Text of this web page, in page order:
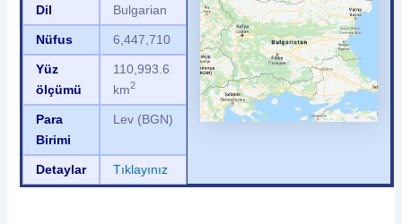
Dil Bulgarian
Nüfus 6,447,710
Yüz
ölçümü
110,993.6
km2
Para
Birimi
Lev (BGN)
Detaylar Tıklayınız